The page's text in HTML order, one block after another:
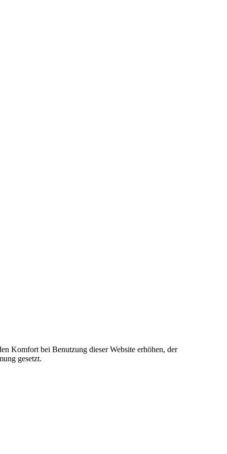
Komfort bei Benutzung dieser Website erhöhen, der
gesetzt.